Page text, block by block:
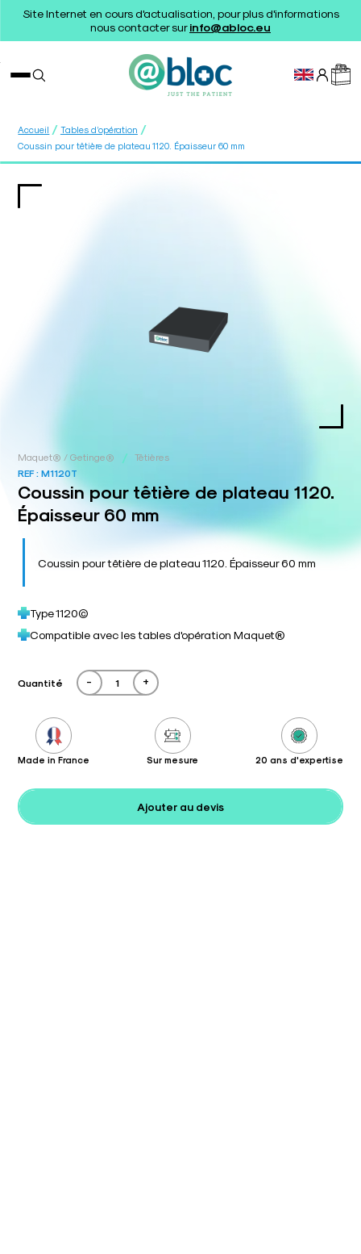
Site Internet en cours d'actualisation, pour plus d'informations
nous contacter surinfo@abloc.eu
Accueil / Tables d’opération /
Coussin pour têtière de plateau 1120. Épaisseur 60 mm
Maquet® / Getinge® /
Têtières
REF :M1120T
Coussin pour têtière de plateau 1120.
Épaisseur 60 mm
Coussin pour têtière de plateau 1120. Épaisseur 60 mm
Type 1120©
Compatible avec les tables d'opération Maquet®
Quantité - +
Made in France Sur mesure 20 ans d'expertise
Ajouter au devis